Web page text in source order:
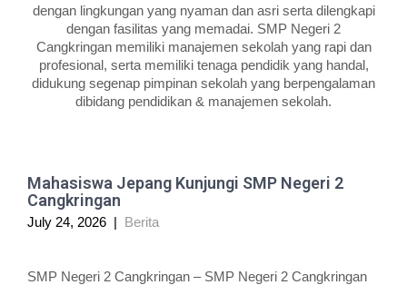
dengan lingkungan yang nyaman dan asri serta dilengkapi
dengan fasilitas yang memadai. SMP Negeri 2
Cangkringan memiliki manajemen sekolah yang rapi dan
profesional, serta memiliki tenaga pendidik yang handal,
didukung segenap pimpinan sekolah yang berpengalaman
dibidang pendidikan & manajemen sekolah.
Mahasiswa Jepang Kunjungi SMP Negeri 2
Cangkringan
July 24, 2026 | Berita
SMP Negeri 2 Cangkringan – SMP Negeri 2 Cangkringan